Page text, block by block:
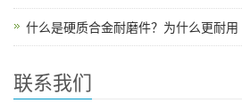
什么是硬质合金耐磨件？为什么更耐用
联系我们